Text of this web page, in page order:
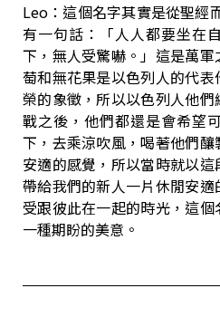
Leo：這個名字其實是從聖經
有一句話：「人人都要坐在
下，無人受驚嚇。」這是萬
萄和無花果是以色列人的代
榮的象徵，所以以色列人他
戰之後，他們都還是會希望
下，去乘涼吹風，喝著他們
安適的感覺，所以當時就以
帶給我們的新人一片休閒安
受跟彼此在一起的時光，這
一種期盼的美意。